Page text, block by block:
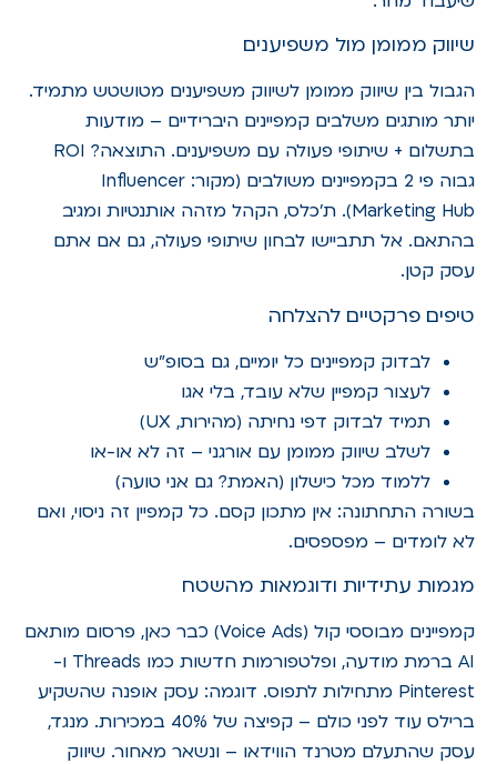
שיווק ממומן מול משפיענים
הגבול בין שיווק ממומן לשיווק משפיענים מטושטש מתמיד.
יותר מותגים משלבים קמפיינים היברידיים – מודעות
בתשלום + שיתופי פעולה עם משפיענים. התוצאה? ROI
גבוה פי 2 בקמפיינים משולבים (מקור: Influencer
Marketing Hub). ת'כלס, הקהל מזהה אותנטיות ומגיב
בהתאם. אל תתביישו לבחון שיתופי פעולה, גם אם אתם
עסק קטן.
טיפים פרקטיים להצלחה
לבדוק קמפיינים כל יומיים, גם בסופ"ש
לעצור קמפיין שלא עובד, בלי אגו
תמיד לבדוק דפי נחיתה (מהירות, UX)
לשלב שיווק ממומן עם אורגני – זה לא או-או
ללמוד מכל כישלון (האמת? גם אני טועה)
בשורה התחתונה: אין מתכון קסם. כל קמפיין זה ניסוי, ואם
לא לומדים – מפספסים.
מגמות עתידיות ודוגמאות מהשטח
קמפיינים מבוססי קול (Voice Ads) כבר כאן, פרסום מותאם
AI ברמת מודעה, ופלטפורמות חדשות כמו Threads ו-
Pinterest מתחילות לתפוס. דוגמה: עסק אופנה שהשקיע
ברילס עוד לפני כולם – קפיצה של 40% במכירות. מנגד,
עסק שהתעלם מטרנד הווידאו – ונשאר מאחור. שיווק